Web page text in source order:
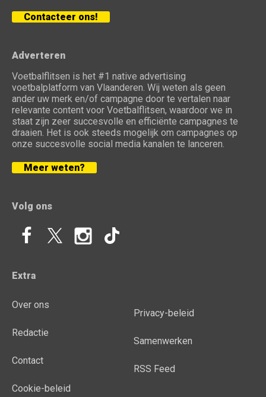
Contacteer ons!
Adverteren
Voetbalflitsen is het #1 native advertising
voetbalplatform van Vlaanderen. Wij weten als geen
ander uw merk en/of campagne door te vertalen naar
relevante content voor Voetbalflitsen, waardoor we in
staat zijn zeer succesvolle en efficiënte campagnes te
draaien. Het is ook steeds mogelijk om campagnes op
onze succesvolle social media kanalen te lanceren.
Meer weten?
Volg ons
Extra
Over ons
Redactie
Contact
Cookie-beleid
Privacy-beleid
Samenwerken
RSS Feed